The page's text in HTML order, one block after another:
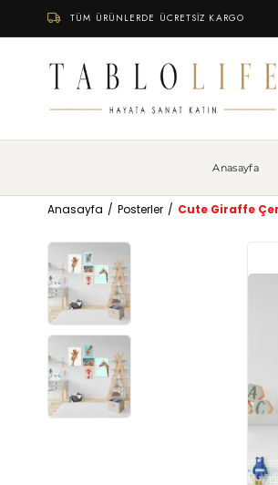
TÜM ÜRÜNLERDE ÜCRETSİZ KARGO
Anasayfa
Anasayfa Posterler Cute Giraffe